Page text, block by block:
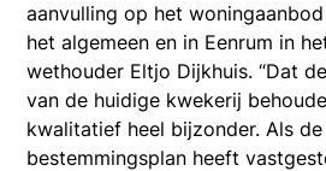
aanvulling op het
het algemeen en in Eenrum in
wethouder Eltjo Dijkhuis. “Dat
van de huidige kwekerij
kwalitatief heel bijzonder. Als
bestemmingsplan heeft